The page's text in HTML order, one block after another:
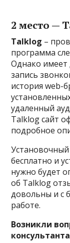
2 место —
Talklog –
программа
Однако
запись
история web-
удаленный
Talklog сайт
подробное
бесплатно и
нужно будет
об Talklog
довольны и с
работе.
Возникли